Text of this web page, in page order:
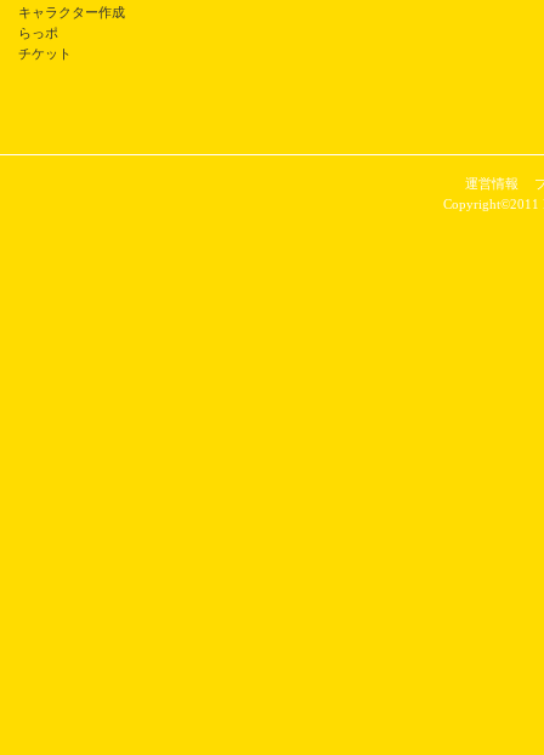
キャラクター作成
らっポ
チケット
運営情報
Copyright©2011